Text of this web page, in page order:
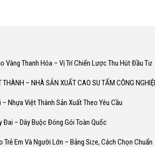
Vàng Thanh Hóa – Vị Trí Chiến Lược Thu Hút Đầu Tư
– NHÀ SẢN XUẤT CAO SU TẤM CÔNG
Nhựa Việt Thành Sản Xuất Theo Yêu Cầu
Đai – Dây Buộc Đóng Gói Toàn Quốc
Em Và Người Lớn – Bảng Size, Cách Chọn Chuẩn